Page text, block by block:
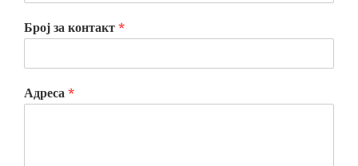
Број за контакт *
Адреса *